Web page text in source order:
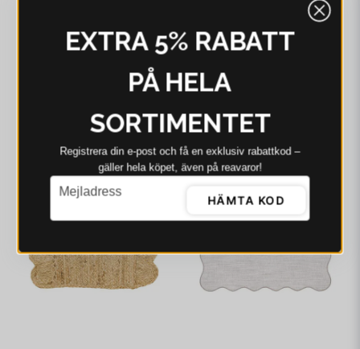
SVANEFORS
I webblager - 4-8 dagar
SVANEFORS
Offwhite 38 cm
I webblager - 4-8 dagar
-56%
EXTRA 5% RABATT
PÅ HELA
SORTIMENTET
Registrera din e‑post och få en exklusiv rabattkod –
gäller hela köpet, även på reavaror!
email
Mejladress
HÄMTA KOD